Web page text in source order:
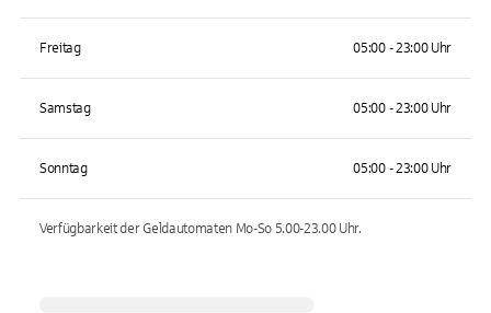
Freitag 05:00 - 23:00 Uhr
Samstag 05:00 - 23:00 Uhr
Sonntag 05:00 - 23:00 Uhr
Verfügbarkeit der Geldautomaten Mo-So 5.00-23.00Uhr.